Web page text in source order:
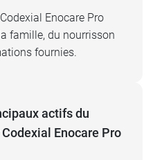
Enocare Pro
famille, du nourrisson
fournies.
actifs du
Enocare Pro